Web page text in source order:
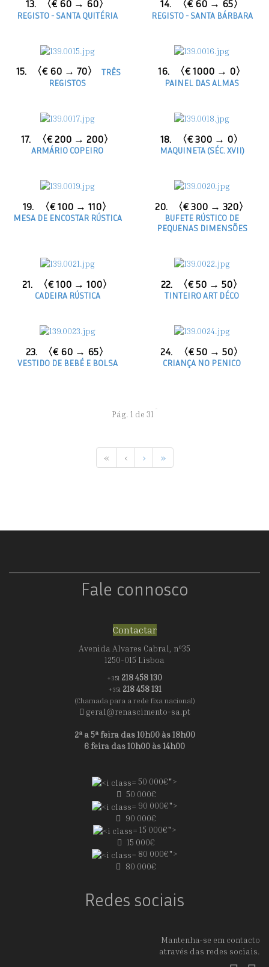
13. 〈€ 60 → 60〉
REGISTO - SANTA QUITÉRIA
14. 〈€ 60 → 65〉
REGISTO - SANTA BÁRBARA
15. 〈€ 60 → 70〉
TRÊS
REGISTOS
16. 〈€ 1000 → 0〉
PAINEL DAS ALMAS
17. 〈€ 200 → 200〉
ARMÁRIO COPEIRO
18. 〈€ 300 → 0〉
MAQUINETA (SÉC. XVII)
19. 〈€ 100 → 110〉
MESA DE ENCOSTAR RÚSTICA
20. 〈€ 300 → 320〉
BUFETE RÚSTICO DE
PEQUENAS DIMENSÕES
21. 〈€ 100 → 100〉
CADEIRA RÚSTICA
22. 〈€ 50 → 50〉
TINTEIRO ART DÉCO
23. 〈€ 60 → 65〉
VESTIDO DE BEBÉ E BOLSA
24. 〈€ 50 → 50〉
CRIANÇA NO PENICO
Pág. 1 de 31
« ‹ › »
Fale connosco
Contactar
Avenida Alvares Cabral, nº35
1250-015 Lisboa
+351 218 458 130
+351 218 458 131
(Chamada para a rede fixa nacional)
geral@renascimento-sa.pt
2ª a 5ª feira das 10h00 às 18h00
6 feira das 10h00 às 14h00
50 000€">
50 000€
90 000€">
90 000€
15 000€">
15 000€
80 000€">
80 000€
Redes sociais
Mantenha-se em contacto
através das redes sociais.